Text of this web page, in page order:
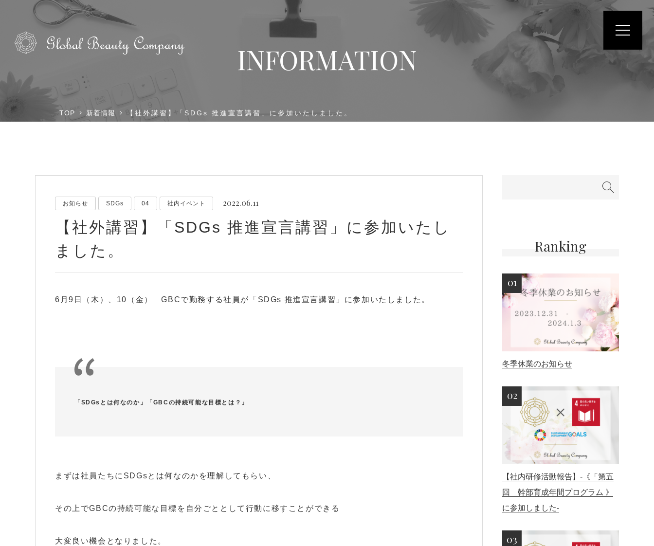
INFORMATION
TOP 新着情報 【社外講習】「SDGs 推進宣言講習」に参加いたしました。
お知らせ SDGs 04 社内イベント 2022.06.11
【社外講習】「SDGs 推進宣言講習」に参加いたし
ました。
6月9日（木）、10（金） GBCで勤務する社員が「SDGs 推進宣言講習」に参加いたしました。
「SDGsとは何なのか」「GBCの持続可能な目標とは？」
まずは社員たちにSDGsとは何なのかを理解してもらい、
その上でGBCの持続可能な目標を自分ごととして行動に移すことができる
大変良い機会となりました。
Ranking
冬季休業のお知らせ
【社内研修活動報告】-《「第五
回 幹部育成年間プログラム 》
に参加しました-